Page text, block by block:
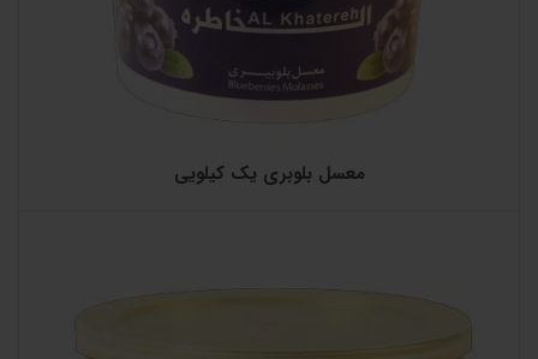
معسل بلوبری یک کیلویی